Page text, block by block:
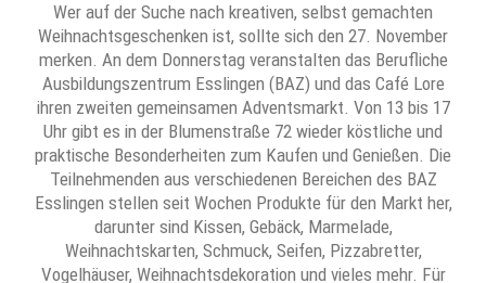
Wer auf der Suche nach kreativen, selbst gemachten
Weihnachtsgeschenken ist, sollte sich den 27. November
merken. An dem Donnerstag veranstalten das Berufliche
Ausbildungszentrum Esslingen (BAZ) und das Café Lore
ihren zweiten gemeinsamen Adventsmarkt. Von 13 bis 17
Uhr gibt es in der Blumenstraße 72 wieder köstliche und
praktische Besonderheiten zum Kaufen und Genießen. Die
Teilnehmenden aus verschiedenen Bereichen des BAZ
Esslingen stellen seit Wochen Produkte für den Markt her,
darunter sind Kissen, Gebäck, Marmelade,
Weihnachtskarten, Schmuck, Seifen, Pizzabretter,
Vogelhäuser, Weihnachtsdekoration und vieles mehr. Für